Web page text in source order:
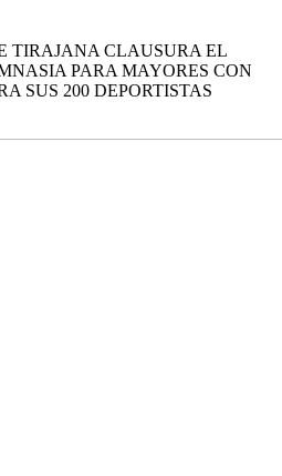
TIRAJANA CLAUSURA EL
PARA MAYORES CON
SUS 200 DEPORTISTAS